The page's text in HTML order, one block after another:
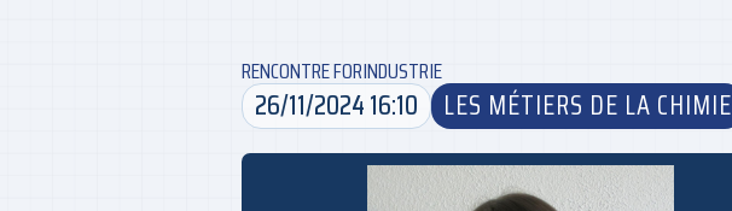
RENCONTRE FORINDUSTRIE
26/11/2024 16:10 LES MÉTIERS DE LA CHIMIE